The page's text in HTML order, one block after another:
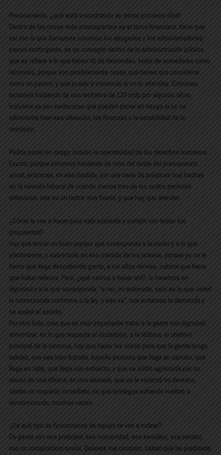
Precisamente, ¿qué está encontrando en estos primeros días?
Dentro de las cosas más preocupantes es el tema financiero, tiene que
ver con lo que llamamos nosotros los abogados y los administradores:
pasivo contingente, es un concepto dentro de la administración pública
que se refiere a lo que tienes tú de demandas, tanto de acreedores como
laborales, porque son posiblemente cosas que tienes que considerar
como un pasivo, y que puede ir creciendo si no lo atiendes. Entonces,
estamos hablando de una tentativa de 120 mdp por algunos años,
inclusive ya con sentencias que pueden poner en riesgo si no se
administra bien esa situación, las finanzas o la estabilidad de la
comisión.
Podría poner en riesgo incluso la operatividad de los derechos humanos…
Exacto, porque estamos hablando de más del doble del presupuesto
anual, entonces, en esa medida, por una serie de prácticas mal hechas
en la relación laboral de cuando menos tres de los cuatro períodos
anteriores, ese es un lastre muy fuerte, y que hay que atender.
¿Cómo le vas a hacer para salir adelante y cumplir con todas tus
propuestas?
Hay que armar un buen equipo que corresponda a la visión y a lo que
planteamos, y sobre todo en esa medida de los relevos, porque yo no le
llamo que llego despidiendo gente, a los altos niveles, natural que tiene
que haber relevos. Pero, ¿qué vamos a hacer ahí?, lo haremos en
dignidad y a lo que corresponda; “a ver, mi estimado, esto es lo que usted
le corresponde conforme a la ley, y eso va”, nos evitamos la demanda y
se acabó el asunto.
Por otro lado, creo que es muy importante tratar a la gente con dignidad,
armonizar, en lo que respecta al ciudadano, a la víctima, al objetivo
principal de la persona, hay que hacer las cosas para que la gente tenga
calidez, que sea bien tratada. Aquella persona que llega en camión, que
llega en raite, que llega con esfuerzo, y que se sintió agraviada por un
abuso en una oficina, en una escuela, que se le violentó su derecho,
sienta un respaldo inmediato, no que la traigas echando vueltas o
revictimizando, muchas veces.
¿De qué tipo de funcionarios de equipo te vas a rodear?
De gente con esa probidad, esa humanidad, esa sencillez, esa calidez,
con un compromiso social. Quienes me conocen, saben que he predicado